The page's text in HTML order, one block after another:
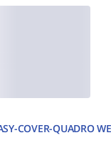
COVER-QUADRO